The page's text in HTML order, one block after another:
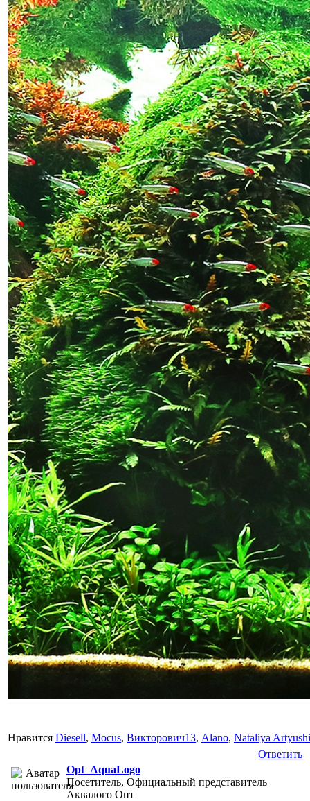
Нравится Diesell, Mocus, Викторович13, Alano, Nataliya
Ответить
Opt_AquaLogo
Посетитель, Официальный представитель
Аквалого Опт